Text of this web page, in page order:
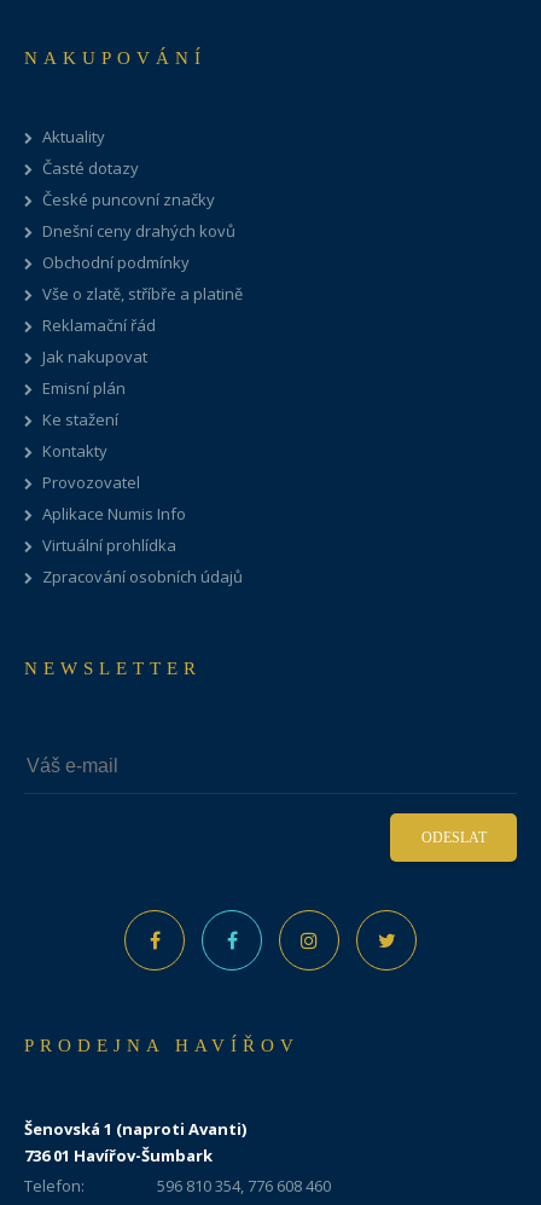
NAKUPOVÁNÍ
Aktuality
Časté dotazy
České puncovní značky
Dnešní ceny drahých kovů
Obchodní podmínky
Vše o zlatě, stříbře a platině
Reklamační řád
Jak nakupovat
Emisní plán
Ke stažení
Kontakty
Provozovatel
Aplikace Numis Info
Virtuální prohlídka
Zpracování osobních údajů
NEWSLETTER
ODESLAT
PRODEJNA HAVÍŘOV
Šenovská 1 (naproti Avanti)
736 01 Havířov-Šumbark
Telefon:
596 810 354, 776 608 460